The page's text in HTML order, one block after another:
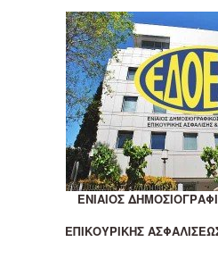
ΕΝΙΑΙΟΣ
ΕΠΙΚΟΥΡΙΚΗΣ